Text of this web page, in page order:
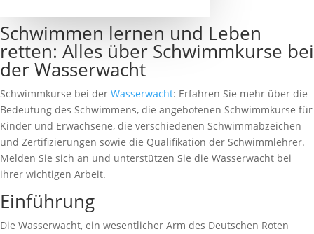
Schwimmen lernen und Leben
retten: Alles über Schwimmkurse bei
der Wasserwacht
Schwimmkurse bei der Wasserwacht: Erfahren Sie mehr über die
Bedeutung des Schwimmens, die angebotenen Schwimmkurse für
Kinder und Erwachsene, die verschiedenen Schwimmabzeichen
und Zertifizierungen sowie die Qualifikation der Schwimmlehrer.
Melden Sie sich an und unterstützen Sie die Wasserwacht bei
ihrer wichtigen Arbeit.
Einführung
Die Wasserwacht, ein wesentlicher Arm des Deutschen Roten